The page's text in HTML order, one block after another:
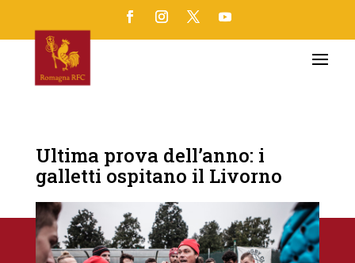
Ultima prova dell’anno: i
galletti ospitano il Livorno